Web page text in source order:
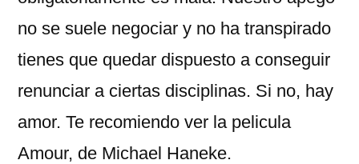
no se suele negociar y no ha transpirado
tienes que quedar dispuesto a conseguir
renunciar a ciertas disciplinas. Si no, hay
amor. Te recomiendo ver la pelicula
Amour, de Michael Haneke.